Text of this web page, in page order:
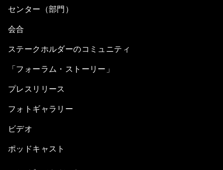
センター（部門）
会合
ステークホルダーのコミュニティ
「フォーラム・ストーリー」
プレスリリース
フォトギャラリー
ビデオ
ポッドキャスト